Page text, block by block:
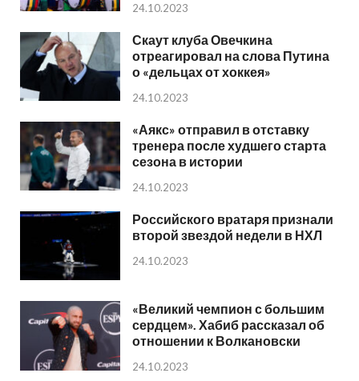
24.10.2023
Скаут клуба Овечкина
отреагировал на слова Путина
о «дельцах от хоккея»
24.10.2023
«Аякс» отправил в отставку
тренера после худшего старта
сезона в истории
24.10.2023
Российского вратаря признали
второй звездой недели в НХЛ
24.10.2023
«Великий чемпион с большим
сердцем». Хабиб рассказал об
отношении к Волкановски
24.10.2023